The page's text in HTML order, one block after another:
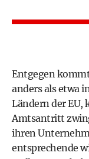
Entgegen
anders als etwa
Ländern der EU,
Amtsantritt
ihren
entsprechende